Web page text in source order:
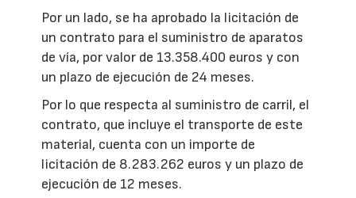
Por un lado, se ha aprobado la licitación de
un contrato para el suministro de aparatos
de vía, por valor de 13.358.400 euros y con
un plazo de ejecución de 24 meses.
Por lo que respecta al suministro de carril, el
contrato, que incluye el transporte de este
material, cuenta con un importe de
licitación de 8.283.262 euros y un plazo de
ejecución de 12 meses.